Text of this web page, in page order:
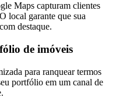
Maps capturam clientes
local garante que sua
destaque.
de imóveis
para ranquear termos
portfólio em um canal de